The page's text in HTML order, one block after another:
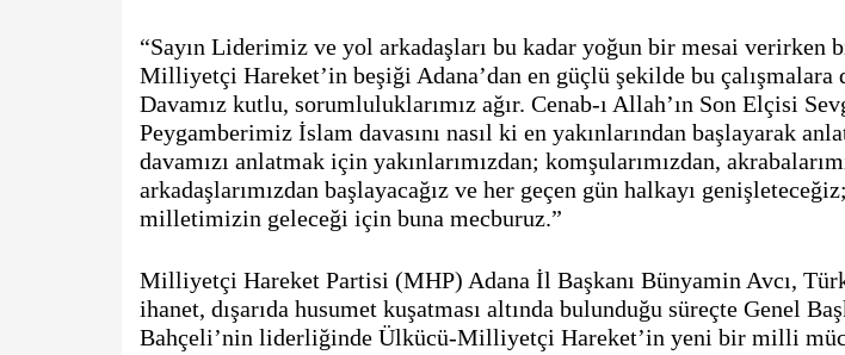
“Sayın Liderimiz ve yol arkadaşları bu kadar yoğun bir mesai verirken
Milliyetçi Hareket’in beşiği Adana’dan en güçlü şekilde bu çalışmalara
Davamız kutlu, sorumluluklarımız ağır. Cenab-ı Allah’ın Son Elçisi
Peygamberimiz İslam davasını nasıl ki en yakınlarından başlayarak
davamızı anlatmak için yakınlarımızdan; komşularımızdan,
arkadaşlarımızdan başlayacağız ve her geçen gün halkayı
milletimizin geleceği için buna mecburuz.”
Milliyetçi Hareket Partisi (MHP) Adana İl Başkanı Bünyamin Avcı,
ihanet, dışarıda husumet kuşatması altında bulunduğu süreçte Genel
Bahçeli’nin liderliğinde Ülkücü-Milliyetçi Hareket’in yeni bir milli